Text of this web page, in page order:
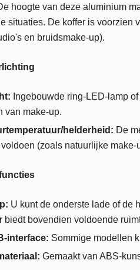
hoogte van deze aluminium
situaties. De koffer is voorzien
en bruidsmake-up).
Ingebouwde ring-LED-lamp
van make-up.
helderheid: De
(zoals natuurlijke
U kunt de onderste lade of de
biedt bovendien voldoende
interface: Sommige modellen
Gemaakt van ABS-